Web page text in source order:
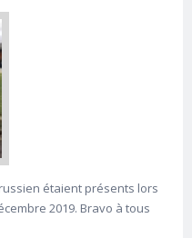
étaient présents lors
2019. Bravo à tous